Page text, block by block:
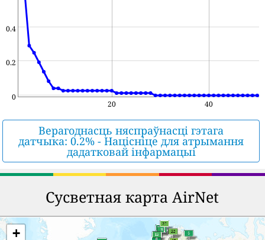
0
0.2
0.4
20 40
Верагоднасць няспраўнасці гэтага
датчыка: 0.2% - Націсніце для атрымання
дадатковай інфармацыі
Сусветная карта AirNet
+